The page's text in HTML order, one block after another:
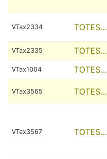
VTax2334 TOTES…
VTax2335 TOTES…
VTax1004 TOTES…
VTax3565 TOTES…
VTax3567 TOTES…